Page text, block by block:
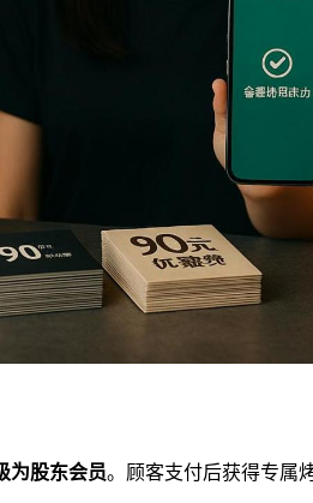
为股东会员。顾客支付后获得专属烤